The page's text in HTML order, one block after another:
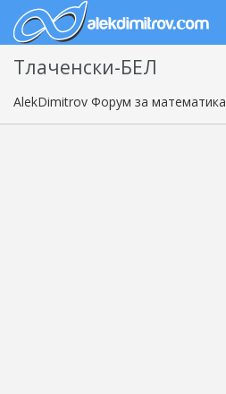
Тлаченски-БЕЛ
AlekDimitrov Форум за математика